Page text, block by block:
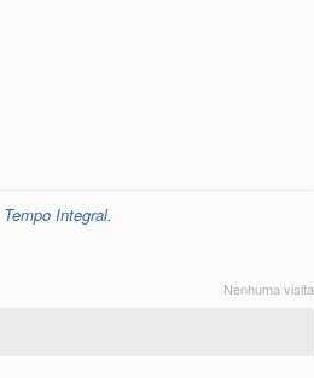
Tempo Integral.
Nenhuma visita